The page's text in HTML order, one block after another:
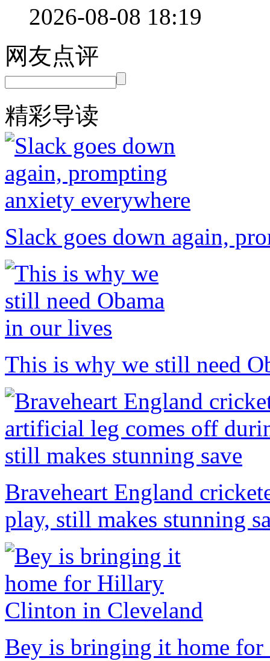
2026-08-08 18:19
网友点评
精彩导读
Slack goes down again,
This is why we still need
Braveheart England
play, still makes stunning
Bey is bringing it home